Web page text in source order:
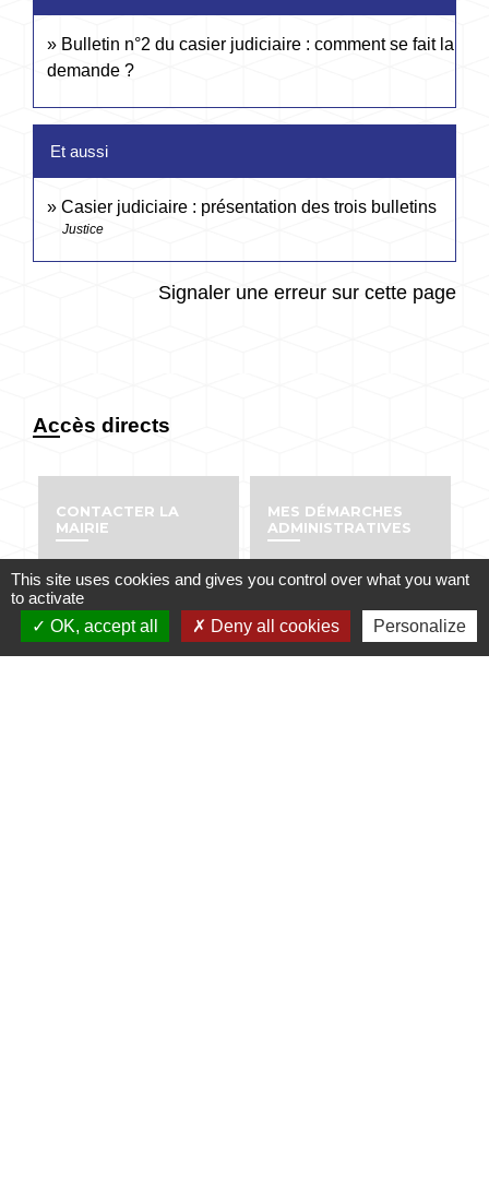
Bulletin n°2 du casier judiciaire : comment se fait la
demande ?
Et aussi
Casier judiciaire : présentation des trois bulletins
Justice
Signaler une erreur sur cette page
Accès directs
CONTACTER LA
MAIRIE
email
MES DÉMARCHES
ADMINISTRATIVES
account_balance
This site uses cookies and gives you control over what you want
to activate
OK, accept all
Deny all cookies Personalize